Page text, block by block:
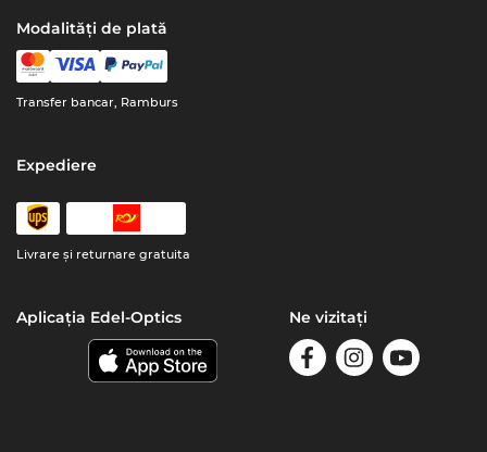
Modalități de plată
Transfer bancar, Ramburs
Expediere
Livrare şi returnare gratuita
Aplicația Edel-Optics Ne vizitați